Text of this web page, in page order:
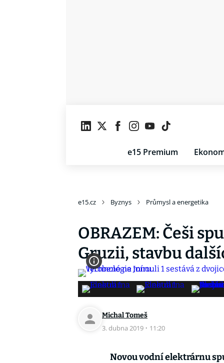
e15 Premium
e15.cz Byznys Průmysl a energetika
OBRAZEM: Češi
Gruzii, stavbu
Michal Tomeš
3. dubna 2019 · 11:20
Novou vodní elektrárnu